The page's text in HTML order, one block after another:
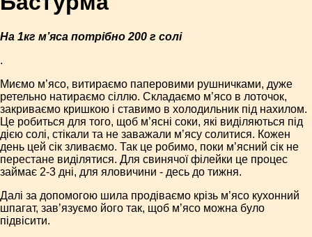
На 1кг м’яса потрібно 200 г солі
.
Миємо м’ясо, витираємо паперовими рушничками, дуже
ретельно натираємо сіллю. Складаємо м’ясо в лоточок,
закриваємо кришкою і ставимо в холодильник під нахилом.
Це робиться для того, щоб м’ясні соки, які виділяються під
дією солі, стікали та не заважали м’ясу солитися. Кожен
день цей сік зливаємо. Так це робимо, поки м’ясний сік не
перестане виділятися. Для свинячої філейки це процес
займає 2-3 дні, для яловичини - десь до тижня.
Далі за допомогою шила продіваємо крізь м’ясо кухонний
шпагат, зав’язуємо його так, щоб м’ясо можна було
підвісити.